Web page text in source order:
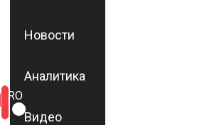
ROMÂNĂ
RU
Новости
Аналитика
Видео